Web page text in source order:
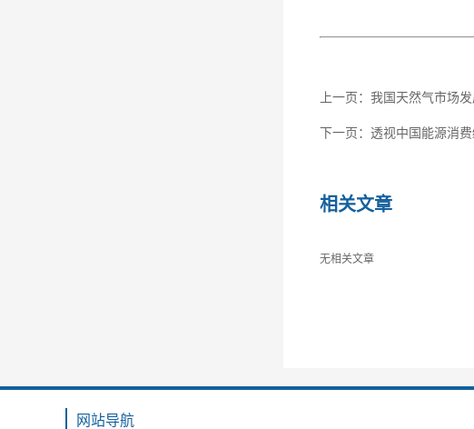
上一页： 我国天然气市场
下一页： 透视中国能源消费
相关文章
无相关文章
网站导航